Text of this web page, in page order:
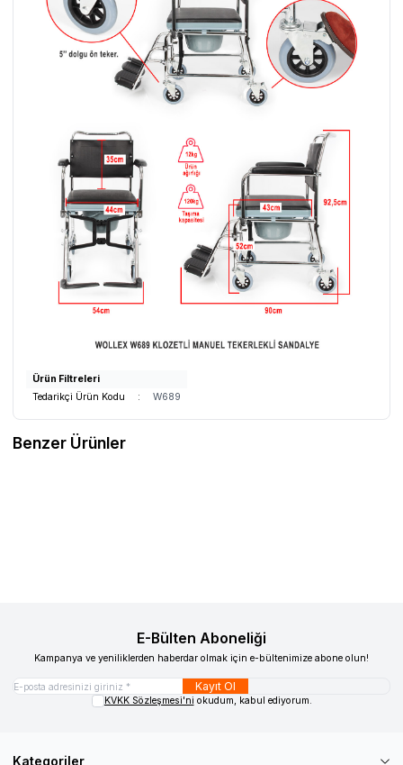
Ürün Filtreleri
Tedarikçi Ürün Kodu
: W689
Benzer Ürünler
E-Bülten Aboneliği
Kampanya ve yeniliklerden haberdar olmak için e-bültenimize abone olun!
Kayıt Ol
KVKK Sözleşmesi'ni okudum, kabul ediyorum.
Kategoriler